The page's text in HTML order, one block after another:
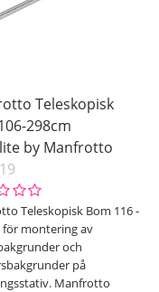
Teleskopisk
298cm
by Manfrotto
Teleskopisk Bom 116 -
för montering av
och
på
Manfrotto